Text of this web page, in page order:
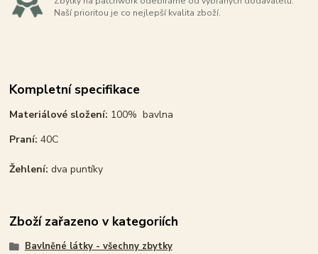
Naší prioritou je co nejlepší kvalita zboží.
Kompletní specifikace
Materiálové složení: 100% bavlna
Praní: 40C
Žehlení: dva puntíky
Zboží zařazeno v kategoriích
Bavlněné látky - všechny zbytky